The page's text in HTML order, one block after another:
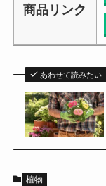
商品リンク
あわせて読みたい
植物